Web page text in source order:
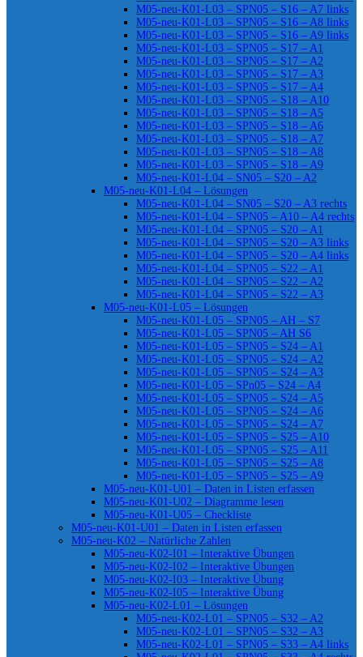
M05-neu-K01-L03 – SPN05 – S16 – A7 links
M05-neu-K01-L03 – SPN05 – S16 – A8 links
M05-neu-K01-L03 – SPN05 – S16 – A9 links
M05-neu-K01-L03 – SPN05 – S17 – A1
M05-neu-K01-L03 – SPN05 – S17 – A2
M05-neu-K01-L03 – SPN05 – S17 – A3
M05-neu-K01-L03 – SPN05 – S17 – A4
M05-neu-K01-L03 – SPN05 – S18 – A10
M05-neu-K01-L03 – SPN05 – S18 – A5
M05-neu-K01-L03 – SPN05 – S18 – A6
M05-neu-K01-L03 – SPN05 – S18 – A7
M05-neu-K01-L03 – SPN05 – S18 – A8
M05-neu-K01-L03 – SPN05 – S18 – A9
M05-neu-K01-L04 – SN05 – S20 – A2
M05-neu-K01-L04 – Lösungen
M05-neu-K01-L04 – SN05 – S20 – A3 rechts
M05-neu-K01-L04 – SPN05 – A10 – A4 rechts
M05-neu-K01-L04 – SPN05 – S20 – A1
M05-neu-K01-L04 – SPN05 – S20 – A3 links
M05-neu-K01-L04 – SPN05 – S20 – A4 links
M05-neu-K01-L04 – SPN05 – S22 – A1
M05-neu-K01-L04 – SPN05 – S22 – A2
M05-neu-K01-L04 – SPN05 – S22 – A3
M05-neu-K01-L05 – Lösungen
M05-neu-K01-L05 – SPN05 – AH – S7
M05-neu-K01-L05 – SPN05 – AH S6
M05-neu-K01-L05 – SPN05 – S24 – A1
M05-neu-K01-L05 – SPN05 – S24 – A2
M05-neu-K01-L05 – SPN05 – S24 – A3
M05-neu-K01-L05 – SPn05 – S24 – A4
M05-neu-K01-L05 – SPN05 – S24 – A5
M05-neu-K01-L05 – SPN05 – S24 – A6
M05-neu-K01-L05 – SPN05 – S24 – A7
M05-neu-K01-L05 – SPN05 – S25 – A10
M05-neu-K01-L05 – SPN05 – S25 – A11
M05-neu-K01-L05 – SPN05 – S25 – A8
M05-neu-K01-L05 – SPN05 – S25 – A9
M05-neu-K01-U01 – Daten in Listen erfassen
M05-neu-K01-U02 – Diagramme lesen
M05-neu-K01-U05 – Checkliste
M05-neu-K01-U01 – Daten in Listen erfassen
M05-neu-K02 – Natürliche Zahlen
M05-neu-K02-I01 – Interaktive Übungen
M05-neu-K02-I02 – Interaktive Übungen
M05-neu-K02-I03 – Interaktive Übung
M05-neu-K02-I05 – Interaktive Übung
M05-neu-K02-L01 – Lösungen
M05-neu-K02-L01 – SPN05 – S32 – A2
M05-neu-K02-L01 – SPN05 – S32 – A3
M05-neu-K02-L01 – SPN05 – S33 – A4 links